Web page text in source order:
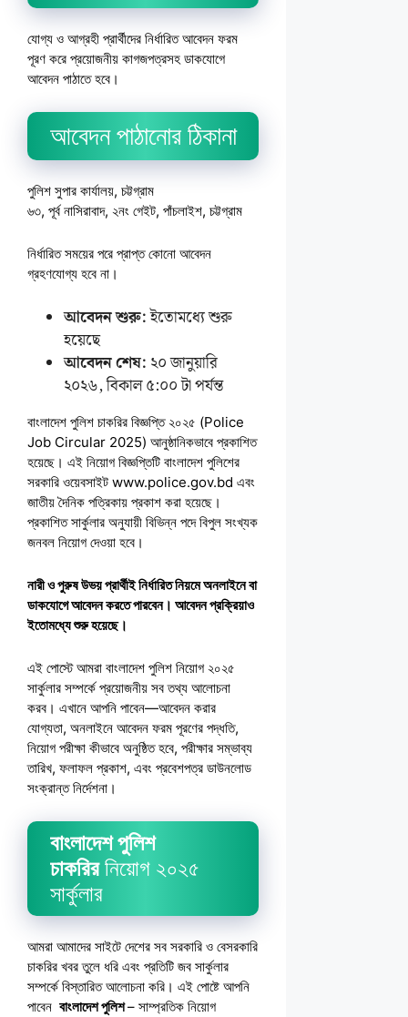
যোগ্য ও আগ্রহী প্রার্থীদের নির্ধারিত আবেদন ফরম
পূরণ করে প্রয়োজনীয় কাগজপত্রসহ ডাকযোগে
আবেদন পাঠাতে হবে।
আবেদন পাঠানোর ঠিকানা
পুলিশ সুপার কার্যালয়, চট্টগ্রাম
৬৩, পূর্ব নাসিরাবাদ, ২নং গেইট, পাঁচলাইশ, চট্টগ্রাম
নির্ধারিত সময়ের পরে প্রাপ্ত কোনো আবেদন
গ্রহণযোগ্য হবে না।
আবেদন শুরু:ইতোমধ্যে শুরু
হয়েছে
আবেদন শেষ: ২০ জানুয়ারি
২০২৬, বিকাল ৫:০০ টা পর্যন্ত
বাংলাদেশ পুলিশ চাকরির বিজ্ঞপ্তি ২০২৫ (Police
Job Circular 2025) আনুষ্ঠানিকভাবে প্রকাশিত
হয়েছে। এই নিয়োগ বিজ্ঞপ্তিটি বাংলাদেশ পুলিশের
সরকারি ওয়েবসাইট www.police.gov.bd এবং
জাতীয় দৈনিক পত্রিকায় প্রকাশ করা হয়েছে।
প্রকাশিত সার্কুলার অনুযায়ী বিভিন্ন পদে বিপুল সংখ্যক
জনবল নিয়োগ দেওয়া হবে।
নারী ও পুরুষ উভয় প্রার্থীই নির্ধারিত নিয়মে অনলাইনে বা
ডাকযোগে আবেদন করতে পারবেন। আবেদন প্রক্রিয়াও
ইতোমধ্যে শুরু হয়েছে।
এই পোস্টে আমরা বাংলাদেশ পুলিশ নিয়োগ ২০২৫
সার্কুলার সম্পর্কে প্রয়োজনীয় সব তথ্য আলোচনা
করব। এখানে আপনি পাবেন—আবেদন করার
যোগ্যতা, অনলাইনে আবেদন ফরম পূরণের পদ্ধতি,
নিয়োগ পরীক্ষা কীভাবে অনুষ্ঠিত হবে, পরীক্ষার সম্ভাব্য
তারিখ, ফলাফল প্রকাশ, এবং প্রবেশপত্র ডাউনলোড
সংক্রান্ত নির্দেশনা।
বাংলাদেশ পুলিশ
চাকরিরনিয়োগ ২০২৫
সার্কুলার
আমরা আমাদের সাইটে দেশের সব সরকারি ও বেসরকারি
চাকরির খবর তুলে ধরি এবং প্রতিটি জব সার্কুলার
সম্পর্কে বিস্তারিত আলোচনা করি। এই পোষ্টে আপনি
পাবেন বাংলাদেশ পুলিশ– সাম্প্রতিক নিয়োগ